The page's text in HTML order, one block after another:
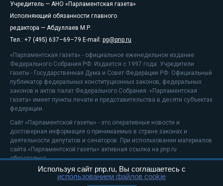
Учредитель — АНО «Парламентская газета»
Исполняющий обязанности главного
редактора — Абдуллаев М.Р.
Тел.: +7 (495) 637–69–79 E-mail: pg@pnp.ru
«Парламентская газета» - официальное еженедельное издание
Федерального Собрания РФ. Издается с 1997 года. Учредители
газеты - Государственная Дума и Совет Федерации РФ. Официальный
публикатор федеральных конституционных законов, федеральных
законов и актов палат Федерального Собрания. «Парламентская
газета» имеет пункты печати и представительства в десяти субъектах
федерации.
Сайт «Парламентской газеты» - это оперативные новости и
достоверная информация о принимаемых в стране законах и
деятельности депутатов и сенаторов. При использовании материалов
сайта «Парламентской газеты» активная ссылка на pnp.ru
обязательна.
На информационном ресурсе применяютсярекомендательные
Используя сайт pnp.ru, Вы соглашаетесь с
использованием файлов cookie